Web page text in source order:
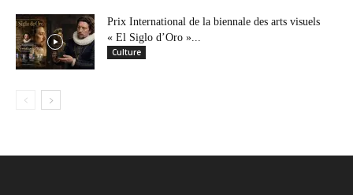
Prix International de la biennale des arts visuels
« El Siglo d’Oro »...
Culture